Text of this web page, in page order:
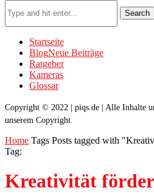
Search
Startseite
BlogNeue Beiträge
Ratgeber
Kameras
Glossar
Copyright © 2022 | piqs.de | Alle Inhalte
unserem Copyright.
Home Tags Posts tagged with
Tag:
Kreativität